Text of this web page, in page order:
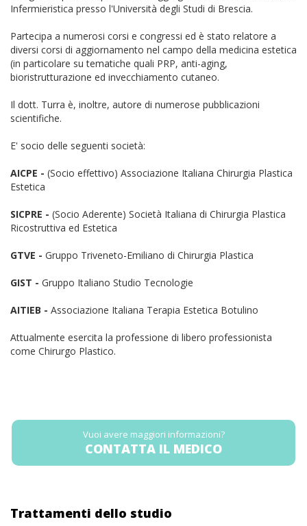
Infermieristica presso l'Università degli Studi di Brescia.
Partecipa a numerosi corsi e congressi ed è stato relatore a
diversi corsi di aggiornamento nel campo della medicina estetica
(in particolare su tematiche quali PRP, anti-aging,
bioristrutturazione ed invecchiamento cutaneo.
Il dott. Turra è, inoltre, autore di numerose pubblicazioni
scientifiche.
E' socio delle seguenti società:
AICPE - (Socio effettivo) Associazione Italiana Chirurgia Plastica
Estetica
SICPRE - (Socio Aderente) Società Italiana di Chirurgia Plastica
Ricostruttiva ed Estetica
GTVE - Gruppo Triveneto-Emiliano di Chirurgia Plastica
GIST - Gruppo Italiano Studio Tecnologie
AITIEB - Associazione Italiana Terapia Estetica Botulino
Attualmente esercita la professione di libero professionista
come Chirurgo Plastico.
Vuoi avere maggiori informazioni?
CONTATTA IL MEDICO
Trattamenti dello studio